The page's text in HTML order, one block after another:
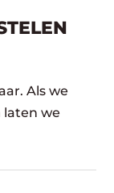
Als we
laten we